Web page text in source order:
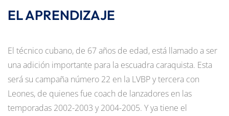
EL APRENDIZAJE
El técnico cubano, de 67 años de edad, está llamado a ser
una adición importante para la escuadra caraquista. Esta
será su campaña número 22 en la LVBP y tercera con
Leones, de quienes fue coach de lanzadores en las
temporadas 2002-2003 y 2004-2005. Y ya tiene el